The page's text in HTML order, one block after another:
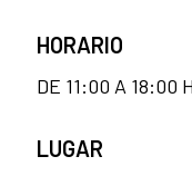
HORARIO
DE 11:00 A 18:00 H
LUGAR